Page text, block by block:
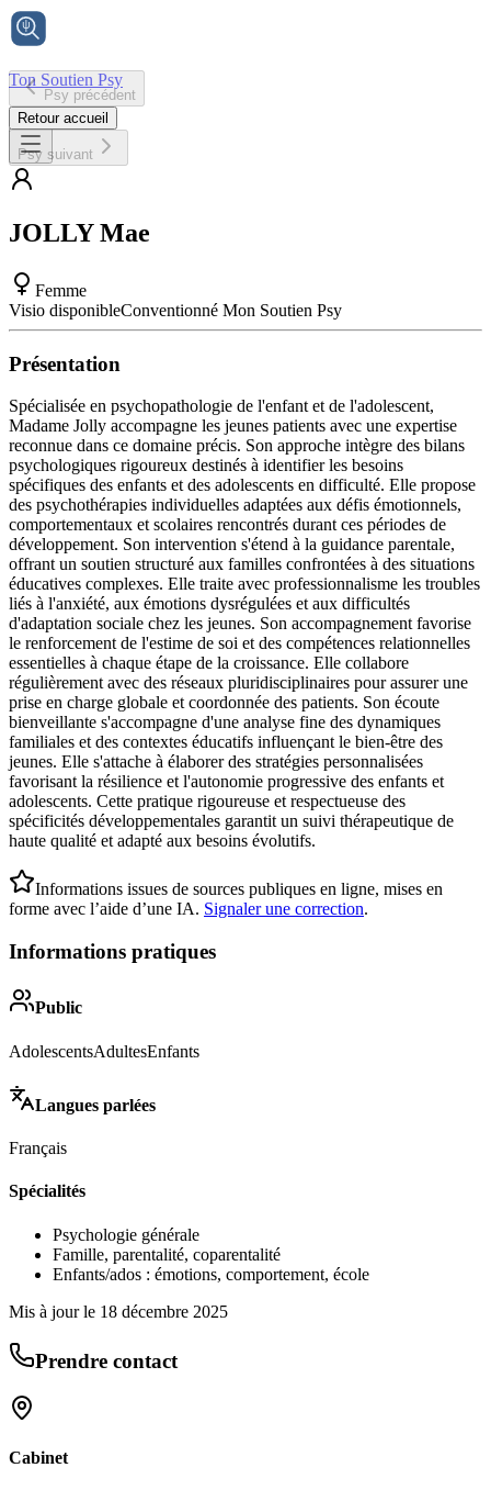
Ton Soutien Psy
Accueil
Psy précédent
Retour accueil
Psy suivant
JOLLY Mae
Femme
Visio disponibleConventionné Mon Soutien Psy
Présentation
Spécialisée en psychopathologie de l'enfant et de l'adolescent,
Madame Jolly accompagne les jeunes patients avec une expertise
reconnue dans ce domaine précis. Son approche intègre des bilans
psychologiques rigoureux destinés à identifier les besoins
spécifiques des enfants et des adolescents en difficulté. Elle propose
des psychothérapies individuelles adaptées aux défis émotionnels,
comportementaux et scolaires rencontrés durant ces périodes de
développement. Son intervention s'étend à la guidance parentale,
offrant un soutien structuré aux familles confrontées à des situations
éducatives complexes. Elle traite avec professionnalisme les troubles
liés à l'anxiété, aux émotions dysrégulées et aux difficultés
d'adaptation sociale chez les jeunes. Son accompagnement favorise
le renforcement de l'estime de soi et des compétences relationnelles
essentielles à chaque étape de la croissance. Elle collabore
régulièrement avec des réseaux pluridisciplinaires pour assurer une
prise en charge globale et coordonnée des patients. Son écoute
bienveillante s'accompagne d'une analyse fine des dynamiques
familiales et des contextes éducatifs influençant le bien-être des
jeunes. Elle s'attache à élaborer des stratégies personnalisées
favorisant la résilience et l'autonomie progressive des enfants et
adolescents. Cette pratique rigoureuse et respectueuse des
spécificités développementales garantit un suivi thérapeutique de
haute qualité et adapté aux besoins évolutifs.
Informations issues de sources publiques en ligne, mises en
forme avec l’aide d’une IA. Signaler une correction.
Informations pratiques
Public
AdolescentsAdultesEnfants
Langues parlées
Français
Spécialités
Psychologie générale
Famille, parentalité, coparentalité
Enfants/ados : émotions, comportement, école
Mis à jour le 18 décembre 2025
Prendre contact
Cabinet